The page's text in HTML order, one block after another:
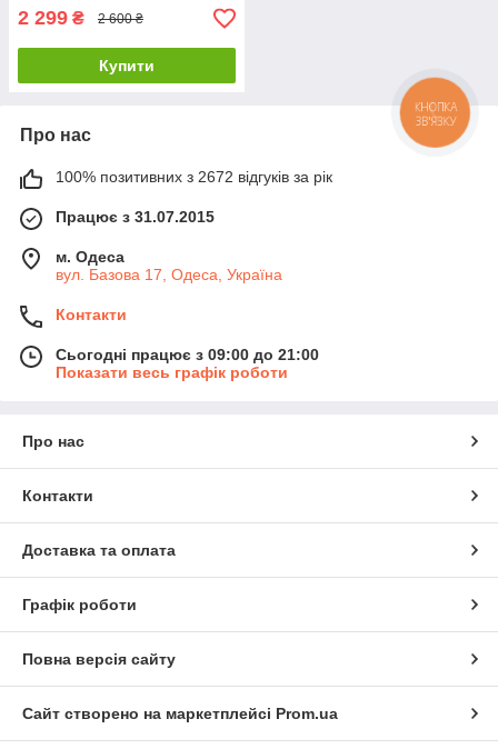
2 299 ₴ 2 600 ₴
Купити
Про нас
100% позитивних з 2672 відгуків за рік
Працює з 31.07.2015
м. Одеса
вул. Базова 17, Одеса, Україна
Контакти
Сьогодні працює з 09:00 до 21:00
Показати весь графік роботи
Про нас
Контакти
Доставка та оплата
Графік роботи
Повна версія сайту
Сайт створено на маркетплейсі Prom.ua
КНОПКА
ЗВ'ЯЗКУ